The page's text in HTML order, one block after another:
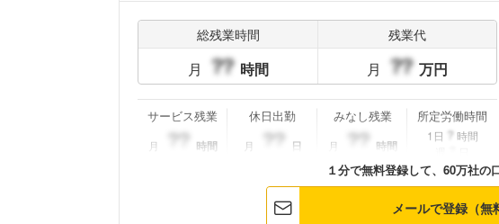
総残業時間 残業代
月 時間 月 万円
サービス残業
月 時間
休日出勤
月 日
みなし残業
月 時間
所定労働時間
1日
時間
１分で無料登録して、60万社の
メールで登録（無